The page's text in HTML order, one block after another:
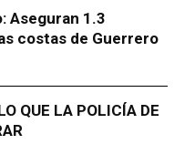
Aseguran 1.3
costas de Guerrero
QUE LA POLICÍA DE